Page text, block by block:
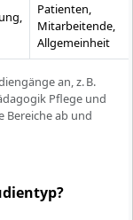
Patienten,
Mitarbeitende,
Allgemeinheit
an, z. B.
Pflege und
Bereiche ab und